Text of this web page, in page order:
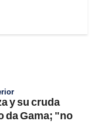
y su cruda
da Gama; "no